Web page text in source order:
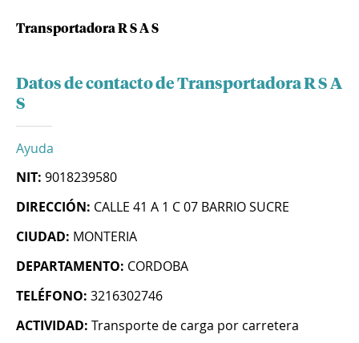
Transportadora R S A S
Datos de contacto de Transportadora R S A
S
Ayuda
NIT: 9018239580
DIRECCIÓN: CALLE 41 A 1 C 07 BARRIO SUCRE
CIUDAD: MONTERIA
DEPARTAMENTO: CORDOBA
TELÉFONO: 3216302746
ACTIVIDAD: Transporte de carga por carretera